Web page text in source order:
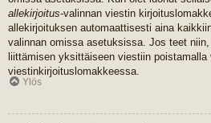
allekirjoitus-valinnan viestin
allekirjoituksen automaattisesti aina
valinnan omissa asetuksissa. Jos teet
liittämisen yksittäiseen viestiin poistamalla
viestinkirjoituslomakkeessa.
Ylös